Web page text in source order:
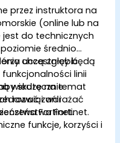
przez instruktora na
(online lub na
do technicznych
średnio
chcą zgłębić
linii
skutecznie
i wdrażać
Fortinet.
uczestnicy będą
wiedzę na temat
rozwiązań i
Fortinet.
funkcje, korzyści i